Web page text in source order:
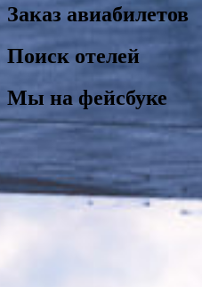
Заказ авиабилетов
Поиск отелей
Мы на фейсбуке